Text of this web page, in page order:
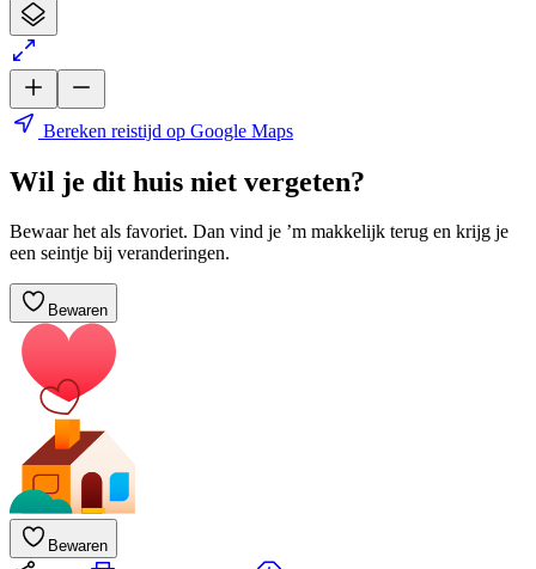
Bereken reistijd op Google Maps
Wil je dit huis niet vergeten?
Bewaar het als favoriet. Dan vind je ’m makkelijk terug en krijg je
een seintje bij veranderingen.
Bewaren
Bewaren